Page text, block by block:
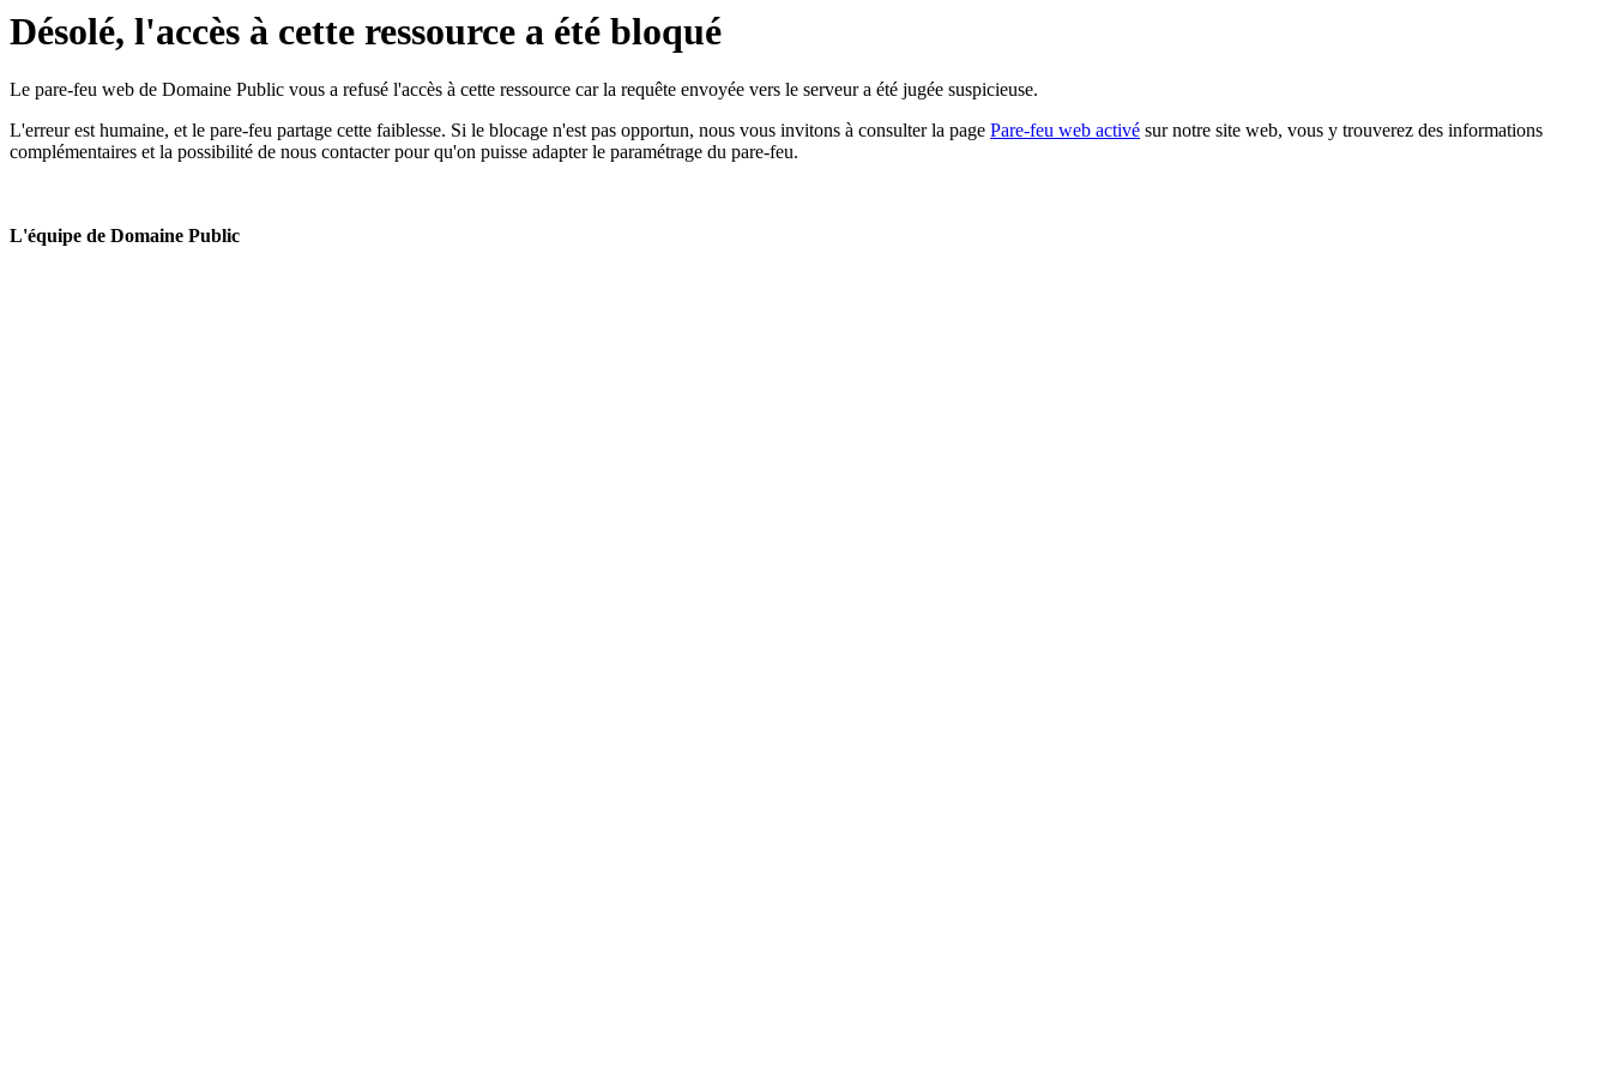
Désolé, l'accès à cette ressource a été bloqué
Le pare-feu web de Domaine Public vous a refusé l'accès à cette ressource car la requête envoyée vers le serveur a été jugée suspicieuse.
L'erreur est humaine, et le pare-feu partage cette faiblesse. Si le blocage n'est pas opportun, nous vous invitons à consulter la page Pare-feu web activé sur notre site web, vous y trouverez des informations
complémentaires et la possibilité de nous contacter pour qu'on puisse adapter le paramétrage du pare-feu.
L'équipe de Domaine Public